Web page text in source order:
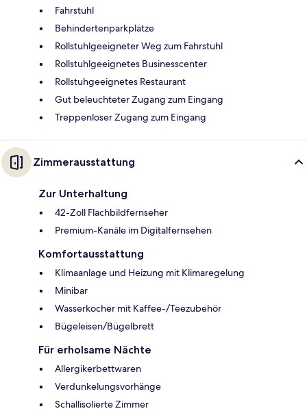
Fahrstuhl
Behindertenparkplätze
Rollstuhlgeeigneter Weg zum Fahrstuhl
Rollstuhlgeeignetes Businesscenter
Rollstuhgeeignetes Restaurant
Gut beleuchteter Zugang zum Eingang
Treppenloser Zugang zum Eingang
Zimmerausstattung
Zur Unterhaltung
42-Zoll Flachbildfernseher
Premium-Kanäle im Digitalfernsehen
Komfortausstattung
Klimaanlage und Heizung mit Klimaregelung
Minibar
Wasserkocher mit Kaffee-/Teezubehör
Bügeleisen/Bügelbrett
Für erholsame Nächte
Allergikerbettwaren
Verdunkelungsvorhänge
Schallisolierte Zimmer